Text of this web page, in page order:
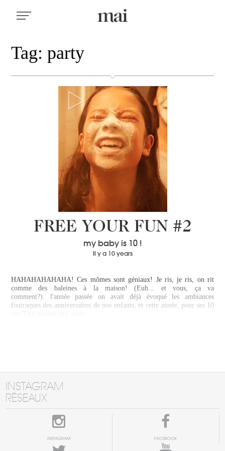
Tag: party
FREE YOUR FUN #2
my baby is 10 !
Il y a 10 years
HAHAHAHAHAHA! Ces mômes sont géniaux! Je ris, je ris, on rit
comme des baleines à la maison! (Euh... et vous, ça va
comment?). l'année passée on avait déjà évoqué les ambiances
foutraques des anniversaires de nos enfants, et cette année, pour ses 10
INSTAGRAM
RÉSEAUX
INSTAGRAM FACEBOOK